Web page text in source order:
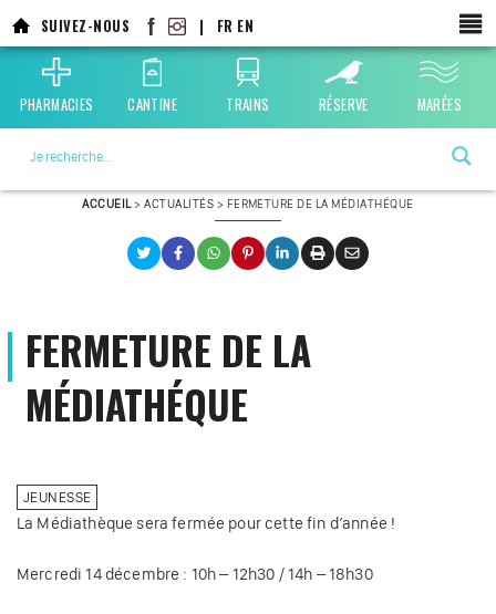
au
contenu
principal
SUIVEZ-NOUS | FR EN
PHARMACIES CANTINE TRAINS RÉSERVE MARÉES
ACCUEIL>ACTUALITÉS > FERMETURE DE LA MÉDIATHÉQUE
FERMETURE DE LA
MÉDIATHÉQUE
JEUNESSE
La Médiathèque sera fermée pour cette fin d’année !
Mercredi 14 décembre : 10h – 12h30 / 14h – 18h30